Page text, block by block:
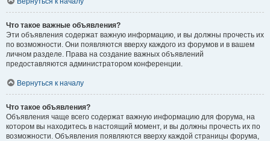
Что такое важные объявления?
Эти объявления содержат важную информацию, и вы должны прочесть их
по возможности. Они появляются вверху каждого из форумов и в вашем
личном разделе. Права на создание важных объявлений
предоставляются администратором конференции.
Вернуться к началу
Что такое объявления?
Объявления чаще всего содержат важную информацию для форума, на
котором вы находитесь в настоящий момент, и вы должны прочесть их по
возможности. Объявления появляются вверху каждой страницы форума,